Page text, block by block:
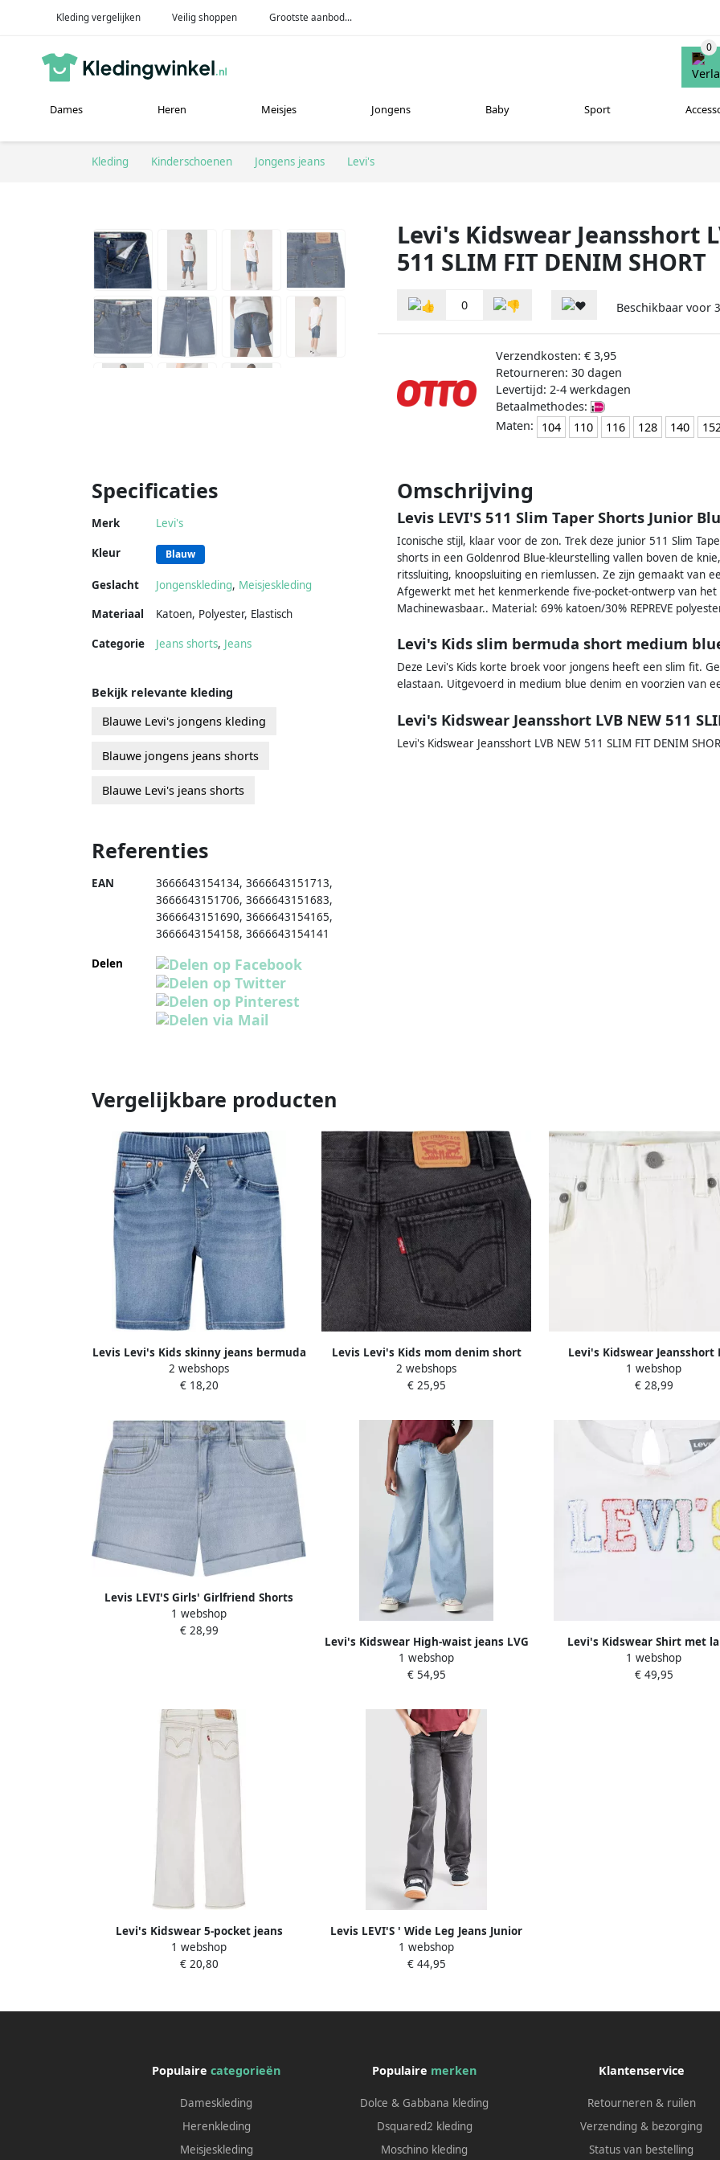
Kleding vergelijken Veilig shoppen Grootste aanbod...
Dames Heren Meisjes Jongens Baby Sport
Kleding Kinderschoenen Jongens jeans Levi's
Levi's Kidswear Jeansshort
511 SLIM FIT DENIM SHORT
0 Beschikbaar voor
Verzendkosten: € 3,95
Retourneren: 30 dagen
Levertijd: 2-4 werkdagen
Betaalmethodes:
Maten:
104 110 116 128 140
Specificaties
Merk Levi's
Kleur Blauw
Geslacht Jongenskleding, Meisjeskleding
Materiaal
Katoen, Polyester, Elastisch
Categorie Jeans shorts, Jeans
Omschrijving
Levis LEVI'S 511 Slim Taper Shorts Junior
Iconische stijl, klaar voor de zon. Trek deze junior 511 Slim
shorts in een Goldenrod Blue-kleurstelling vallen boven de
ritssluiting, knoopsluiting en riemlussen. Ze zijn gemaakt van
Afgewerkt met het kenmerkende five-pocket-ontwerp van het
Machinewasbaar.. Material: 69% katoen/30% REPREVE
Levi's Kids slim bermuda short medium
Deze Levi's Kids korte broek voor jongens heeft een slim fit.
elastaan. Uitgevoerd in medium blue denim en voorzien van
Levi's Kidswear Jeansshort LVB NEW 511
Levi's Kidswear Jeansshort LVB NEW 511 SLIM FIT DENIM
Bekijk relevante kleding
Blauwe Levi's jongens kleding
Blauwe jongens jeans shorts
Blauwe Levi's jeans shorts
Referenties
EAN 3666643154134, 3666643151713,
3666643151706, 3666643151683,
3666643151690, 3666643154165,
3666643154158, 3666643154141
Delen
Vergelijkbare producten
Levis Levi's Kids skinny jeans bermuda
Dobby salt lake Denim short Blauw
Jongens Stretchdenim 116
2 webshops
€ 18,20
Levis Levi's Kids mom denim short
yonder w o destruction Korte broek
Grijs Effen 116
2 webshops
€ 25,95
Levi's Kidswear Jeansshort
GIRLFRIEND SHORTS
1 webshop
€ 28,99
Levis LEVI'S Girls' Girlfriend Shorts
Junior Blue
1 webshop
€ 28,99
Levi's Kidswear High-waist jeans LVG
HIGH RISE BAGGY met een zachte
touch
1 webshop
€ 54,95
Levi's Kidswear Shirt met
mouwen en broek LVG
TOP JEANS met
1 webshop
€ 49,95
Levi's Kidswear 5-pocket jeans
STRETCH TWILL WIDE LEG voor meisjes
met wijde pijpen
1 webshop
€ 20,80
Levis LEVI'S ' Wide Leg Jeans Junior
Zwart
1 webshop
€ 44,95
Populairecategorieën
Dameskleding
Herenkleding
Meisjeskleding
Populaire merken
Dolce & Gabbana kleding
Dsquared2 kleding
Moschino kleding
Klantenservice
Retourneren & ruilen
Verzending & bezorging
Status van bestelling